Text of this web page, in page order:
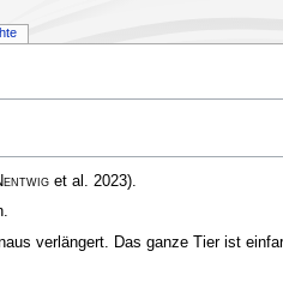
et al. 2023).
verlängert. Das ganze Tier ist